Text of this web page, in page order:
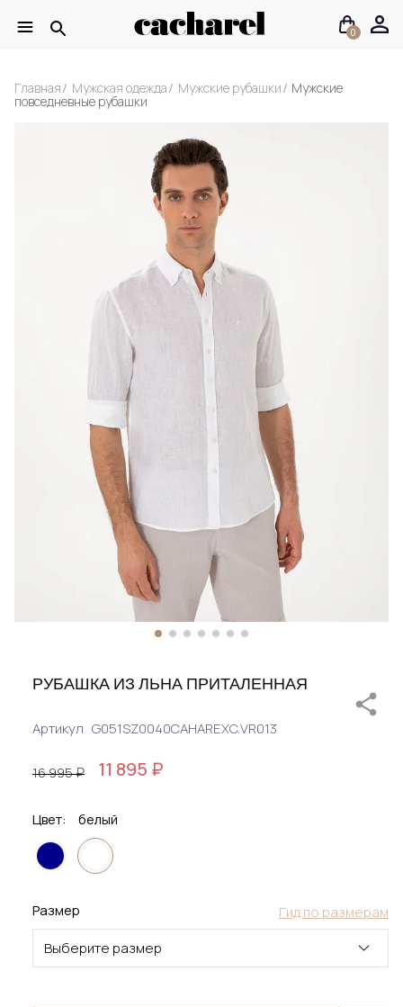
0
Главная Мужская одежда Мужские рубашки Мужские
повседневные рубашки
РУБАШКА ИЗ ЛЬНА ПРИТАЛЕННАЯ
Артикул G051SZ0040CAHAREXC.VR013
16 995 ₽ 11 895 ₽
Цвет: белый
Гид по размерам
Размер
Выберите размер